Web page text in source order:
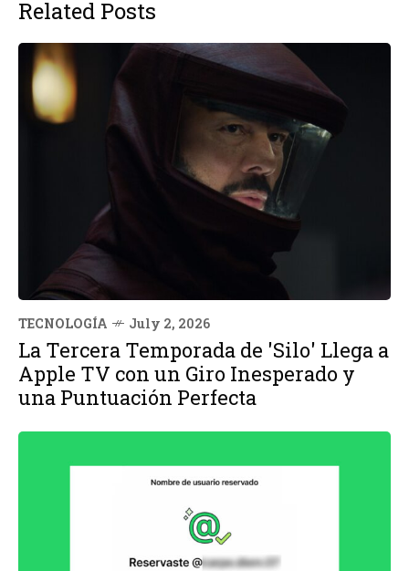
Related Posts
TECNOLOGÍA July 2, 2026
La Tercera Temporada de 'Silo' Llega a
Apple TV con un Giro Inesperado y
una Puntuación Perfecta